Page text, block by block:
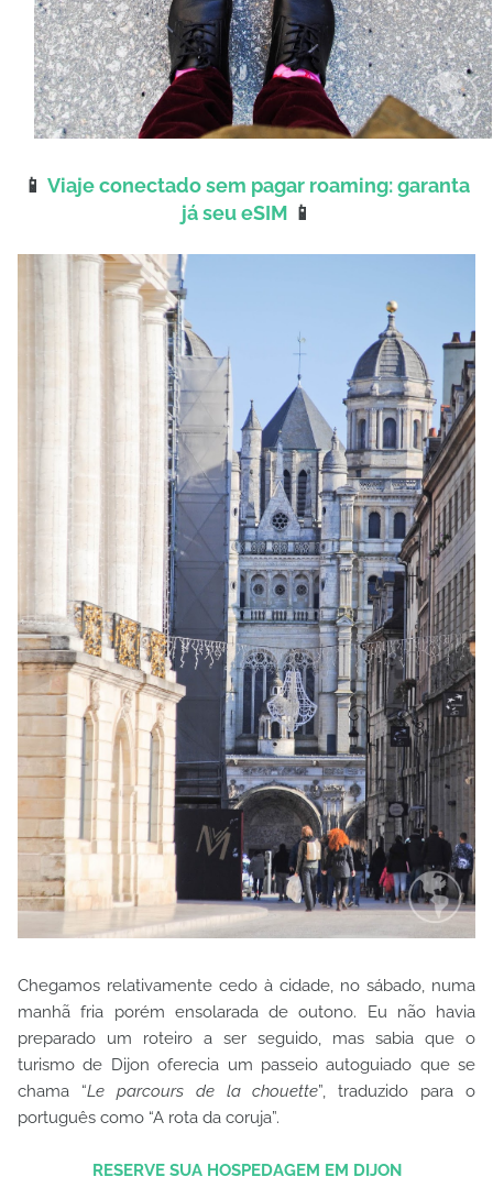
📱 Viaje conectado sem pagar roaming: garanta
já seu eSIM 📱
Chegamos relativamente cedo à cidade, no sábado, numa
manhã fria porém ensolarada de outono. Eu não havia
preparado um roteiro a ser seguido, mas sabia que o
turismo de Dijon oferecia um passeio autoguiado que se
chama “Le parcours de la chouette”, traduzido para o
português como “A rota da coruja”.
RESERVE SUA HOSPEDAGEM EM DIJON